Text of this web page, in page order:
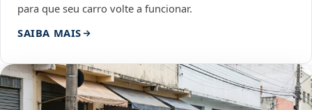
para que seu carro volte a funcionar.
SAIBA MAIS